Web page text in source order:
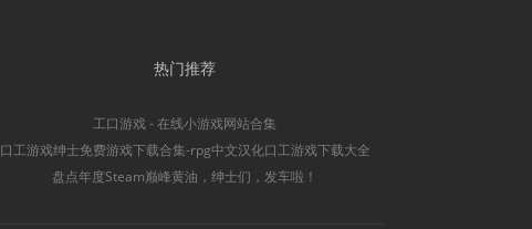
热门推荐
工口游戏 - 在线小游戏网站合集
口工游戏绅士免费游戏下载合集-rpg中文汉化口工游戏下载大全
盘点年度Steam巅峰黄油，绅士们，发车啦！